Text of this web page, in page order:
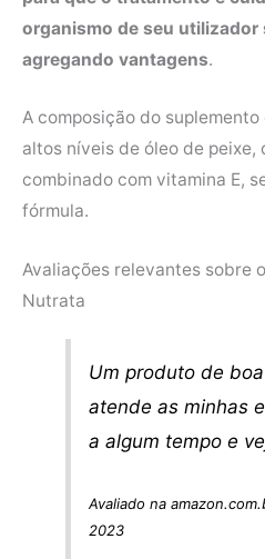
organismo de seu utilizador
agregando vantagens.
A composição do
altos níveis de óleo de peixe,
combinado com vitamina E,
fórmula.
Avaliações relevantes sobre
Nutrata
Um produto de
atende as minhas
a algum tempo e
Avaliado na
2023